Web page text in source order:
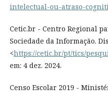
intelectual-ou-atraso-
Cetic.br - Centro Regional
Sociedade da Informação.
<https://cetic.br/pt/tics/
em: 4 dez. 2024.
Censo Escolar 2019 -